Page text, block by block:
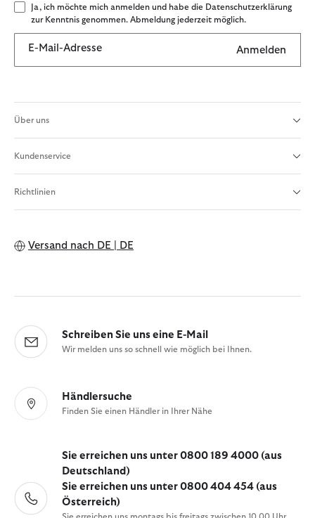
Ja, ich möchte mich anmelden und habe die Datenschutzerklärung
zur Kenntnis genommen. Abmeldung jederzeit möglich.
E-Mail-Adresse Anmelden
Über uns
Kundenservice
Richtlinien
Versand nach DE | DE
Schreiben Sie uns eine E-Mail
Wir melden uns so schnell wie möglich bei Ihnen.
Händlersuche
Finden Sie einen Händler in Ihrer Nähe
Sie erreichen uns unter 0800 189 4000 (aus
Deutschland)
Sie erreichen uns unter 0800 404 454 (aus
Österreich)